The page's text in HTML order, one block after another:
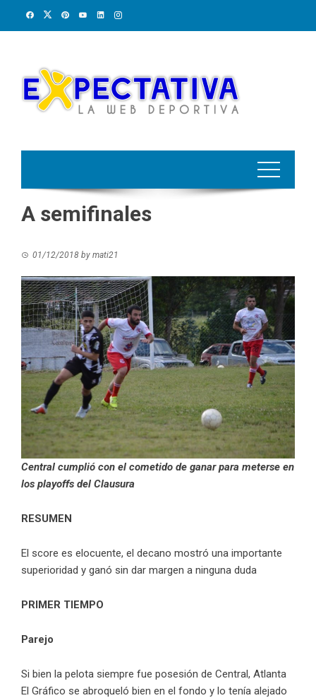
A semifinales
01/12/2018 by mati21
Central cumplió con el cometido de ganar para meterse en
los playoffs del Clausura
RESUMEN
El score es elocuente, el decano mostró una importante
superioridad y ganó sin dar margen a ninguna duda
PRIMER TIEMPO
Parejo
Si bien la pelota siempre fue posesión de Central, Atlanta
El Gráfico se abroqueló bien en el fondo y lo tenía alejado